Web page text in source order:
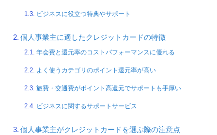
ビジネスに役立つ特典やサポート
個人事業主に適したクレジットカードの特徴
年会費と還元率のコストパフォーマンスに優れる
よく使うカテゴリのポイント還元率が高い
旅費・交通費がポイント高還元でサポートも手厚い
ビジネスに関するサポートサービス
個人事業主がクレジットカードを選ぶ際の注意点